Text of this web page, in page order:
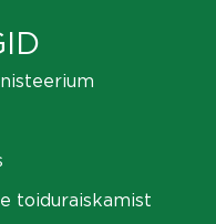
toiduraiskamist